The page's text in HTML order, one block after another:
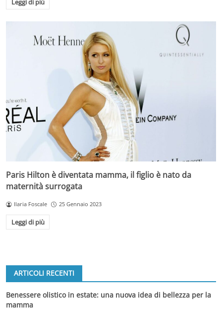
Leggi di più
Paris Hilton è diventata mamma, il figlio è nato da
maternità surrogata
Ilaria Foscale 25 Gennaio 2023
Leggi di più
ARTICOLI RECENTI
Benessere olistico in estate: una nuova idea di bellezza per la
mamma